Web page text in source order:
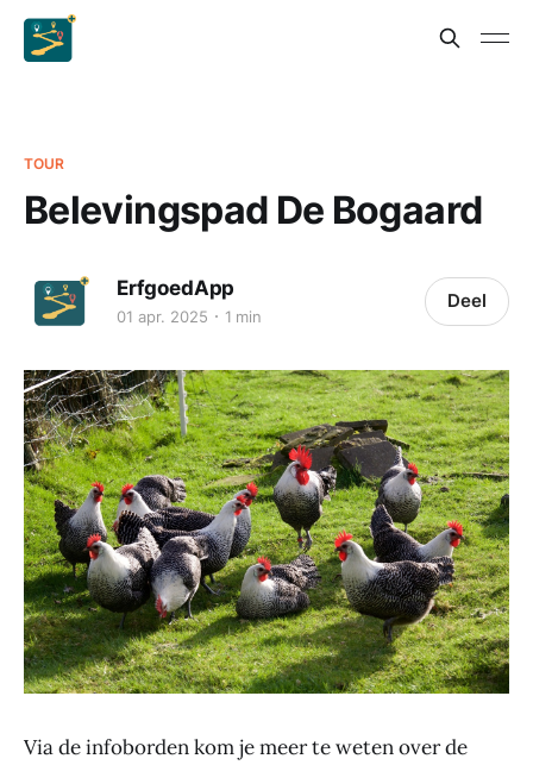
TOUR
Belevingspad De Bogaard
ErfgoedApp
01 apr. 2025 1 min
Deel
Via de infoborden kom je meer te weten over de